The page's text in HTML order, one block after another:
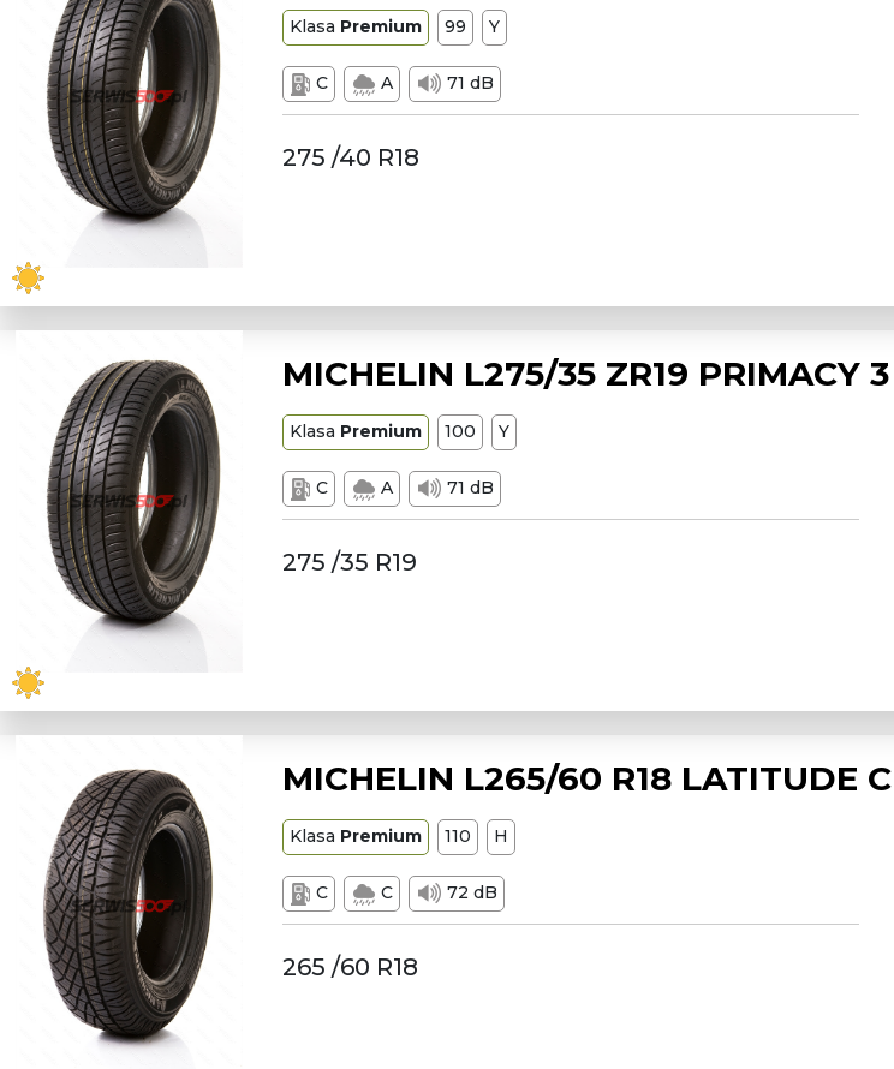
Klasa Premium 99 Y
C A 71 dB
275 /40 R18
MICHELIN L275/35 ZR19 PRIMACY
Klasa Premium 100 Y
C A 71 dB
275 /35 R19
MICHELIN L265/60 R18 LATITUDE
Klasa Premium 110 H
C C 72 dB
265 /60 R18